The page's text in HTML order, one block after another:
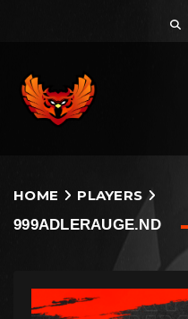
HOME
PLAYERS
999ADLERAUGE.ND